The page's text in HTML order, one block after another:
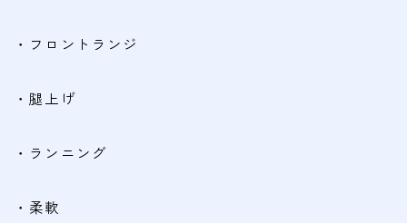
塾長より
安全への取り組み
・フロントランジ
・腿上げ
・ランニング
・柔軟